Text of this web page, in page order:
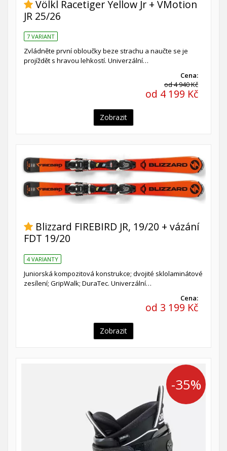
Völkl Racetiger Yellow Jr + VMotion
JR 25/26
7 VARIANT
Zvládněte první obloučky beze strachu a naučte se je
projíždět s hravou lehkostí. Univerzální…
Cena:
od 4 940 Kč
od 4 199 Kč
Zobrazit
Blizzard FIREBIRD JR, 19/20 + vázání
FDT 19/20
4 VARIANTY
Juniorská kompozitová konstrukce; dvojité sklolaminátové
zesílení; GripWalk; DuraTec. Univerzální…
Cena:
od 3 199 Kč
Zobrazit
-35%